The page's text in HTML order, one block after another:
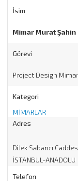
İsim
Mimar Murat Şahin
Görevi
Project Design
Kategori
MİMARLAR
Adres
Dilek Sabancı
İSTANBUL-ANADOLU
Telefon